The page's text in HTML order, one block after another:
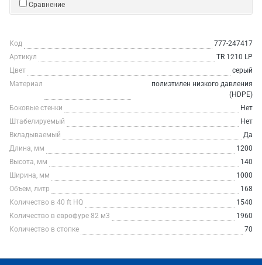
Сравнение
Код
777-247417
Артикул
TR 1210 LP
Цвет
серый
Материал
полиэтилен низкого давления
(HDPE)
Боковые стенки
Нет
Штабелируемый
Нет
Вкладываемый
Да
Длина, мм
1200
Высота, мм
140
Ширина, мм
1000
Объем, литр
168
Количество в 40 ft HQ
1540
Количество в еврофуре 82 м3
1960
Количество в стопке
70